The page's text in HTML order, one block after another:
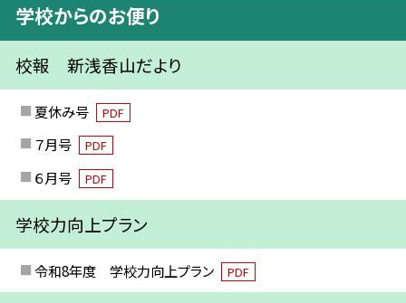
学校からのお便り
校報 新浅香山だより
夏休み号 PDF
７月号 PDF
６月号 PDF
学校力向上プラン
令和8年度 学校力向上プラン PDF